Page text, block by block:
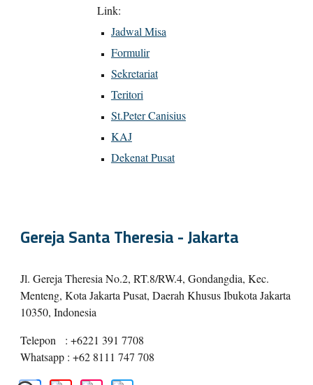
Link:
Jadwal Misa
Formulir
Sekretariat
Teritori
St.Peter Canisius
KAJ
Dekenat Pusat
Gereja Santa Theresia - Jakarta
Jl. Gereja Theresia No.2, RT.8/RW.4, Gondangdia, Kec.
Menteng, Kota Jakarta Pusat, Daerah Khusus Ibukota Jakarta
10350, Indonesia
Telepon
: +6221 391 7708
Whatsapp : +62 8111 747 708